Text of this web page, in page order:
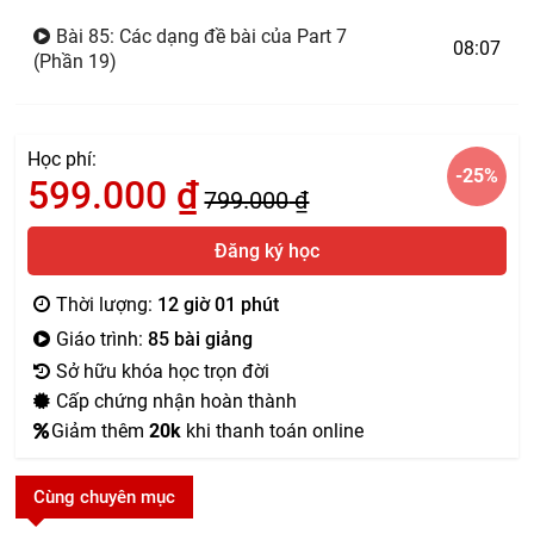
Bài 85: Các dạng đề bài của Part 7
(Phần 19)
08:07
Học phí:
599.000 ₫799.000₫
-25%
Đăng ký học
Thời lượng: 12 giờ 01 phút
Giáo trình:85 bài giảng
Sở hữu khóa học trọn đời
Cấp chứng nhận hoàn thành
Giảm thêm20k khi thanh toán online
Cùng chuyên mục